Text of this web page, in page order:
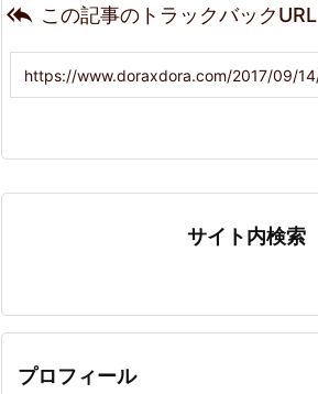
 この記事のトラックバックURL
サイト内検索
プロフィール